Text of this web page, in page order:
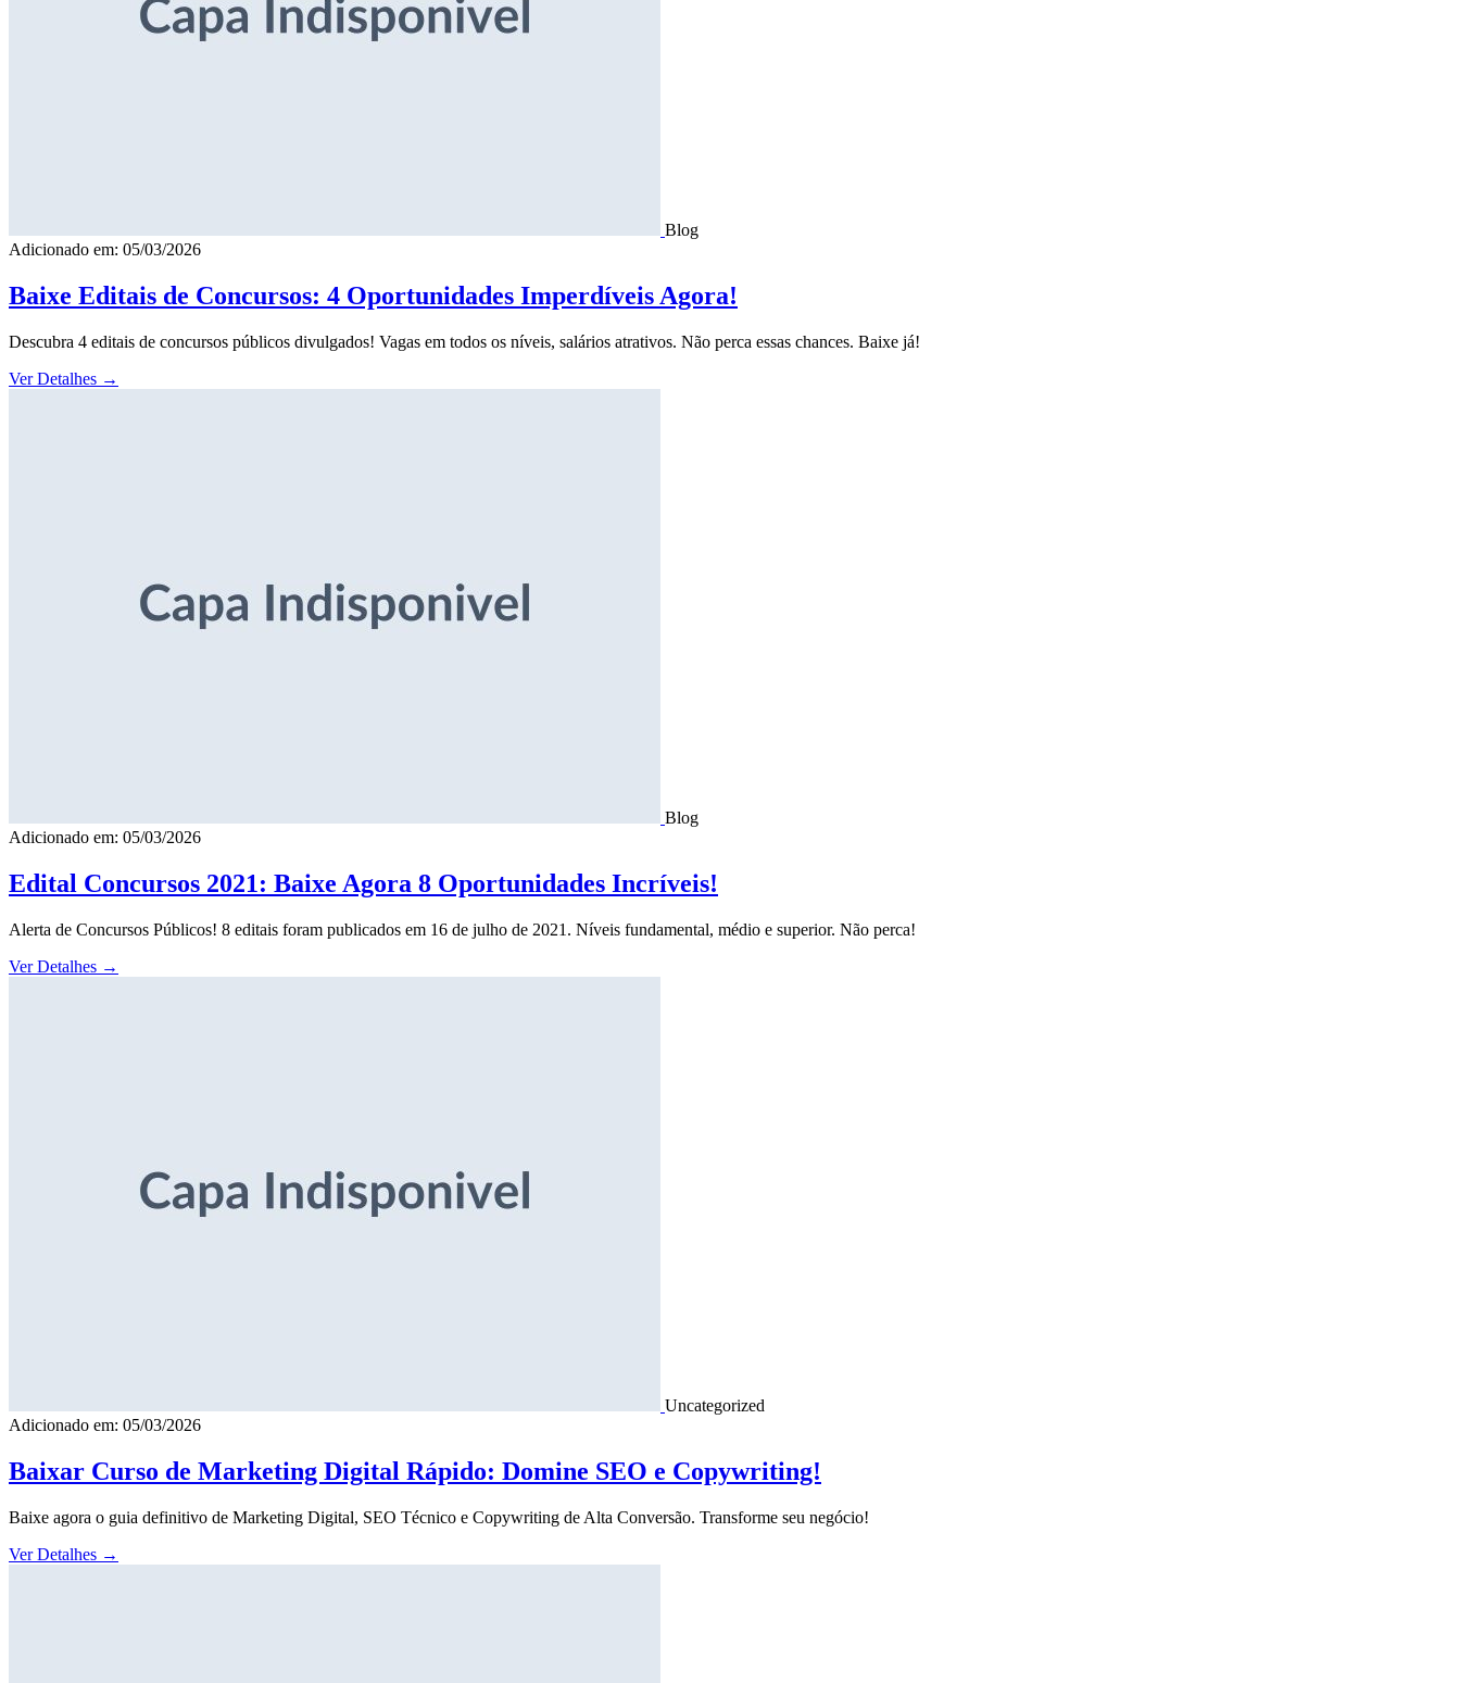
Blog
Adicionado em: 05/03/2026
Baixe Editais de Concursos: 4 Oportunidades Imperdíveis Agora!
Descubra 4 editais de concursos públicos divulgados! Vagas em todos os níveis, salários atrativos. Não perca essas chances. Baixe já!
Ver Detalhes →
Blog
Adicionado em: 05/03/2026
Edital Concursos 2021: Baixe Agora 8 Oportunidades Incríveis!
Alerta de Concursos Públicos! 8 editais foram publicados em 16 de julho de 2021. Níveis fundamental, médio e superior. Não perca!
Ver Detalhes →
Uncategorized
Adicionado em: 05/03/2026
Baixar Curso de Marketing Digital Rápido: Domine SEO e Copywriting!
Baixe agora o guia definitivo de Marketing Digital, SEO Técnico e Copywriting de Alta Conversão. Transforme seu negócio!
Ver Detalhes →